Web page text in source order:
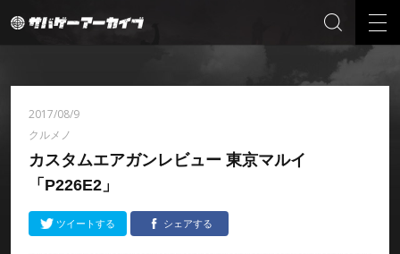
2017/08/9
クルメノ
カスタムエアガンレビュー 東京マルイ
「P226E2」
ツイートする シェアする